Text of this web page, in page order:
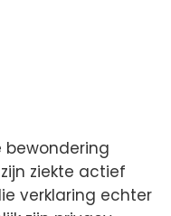
bewondering
ziekte actief
verklaring echter